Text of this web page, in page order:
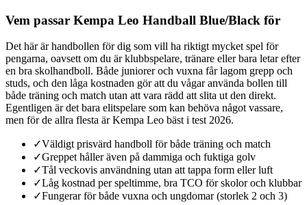
Vem passar Kempa Leo Handball Blue/Black för
Det här är handbollen för dig som vill ha riktigt mycket spel för
pengarna, oavsett om du är klubbspelare, tränare eller bara letar efter
en bra skolhandboll. Både juniorer och vuxna får lagom grepp och
studs, och den låga kostnaden gör att du vågar använda bollen till
både träning och match utan att vara rädd att slita ut den direkt.
Egentligen är det bara elitspelare som kan behöva något vassare,
men för de allra flesta är Kempa Leo bäst i test 2026.
✓Väldigt prisvärd handboll för både träning och match
✓Greppet håller även på dammiga och fuktiga golv
✓Tål veckovis användning utan att tappa form eller luft
✓Låg kostnad per speltimme, bra TCO för skolor och klubbar
✓Fungerar för både vuxna och ungdomar (storlek 2 och 3)